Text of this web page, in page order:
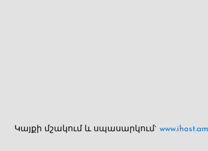
Կայքի մշակում և սպասարկում` www.ihost.am